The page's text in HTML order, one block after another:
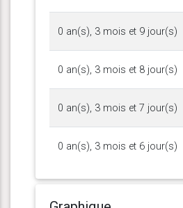
0 an(s), 3 mois et 9 jour(s)
0 an(s), 3 mois et 8 jour(s)
0 an(s), 3 mois et 7 jour(s)
0 an(s), 3 mois et 6 jour(s)